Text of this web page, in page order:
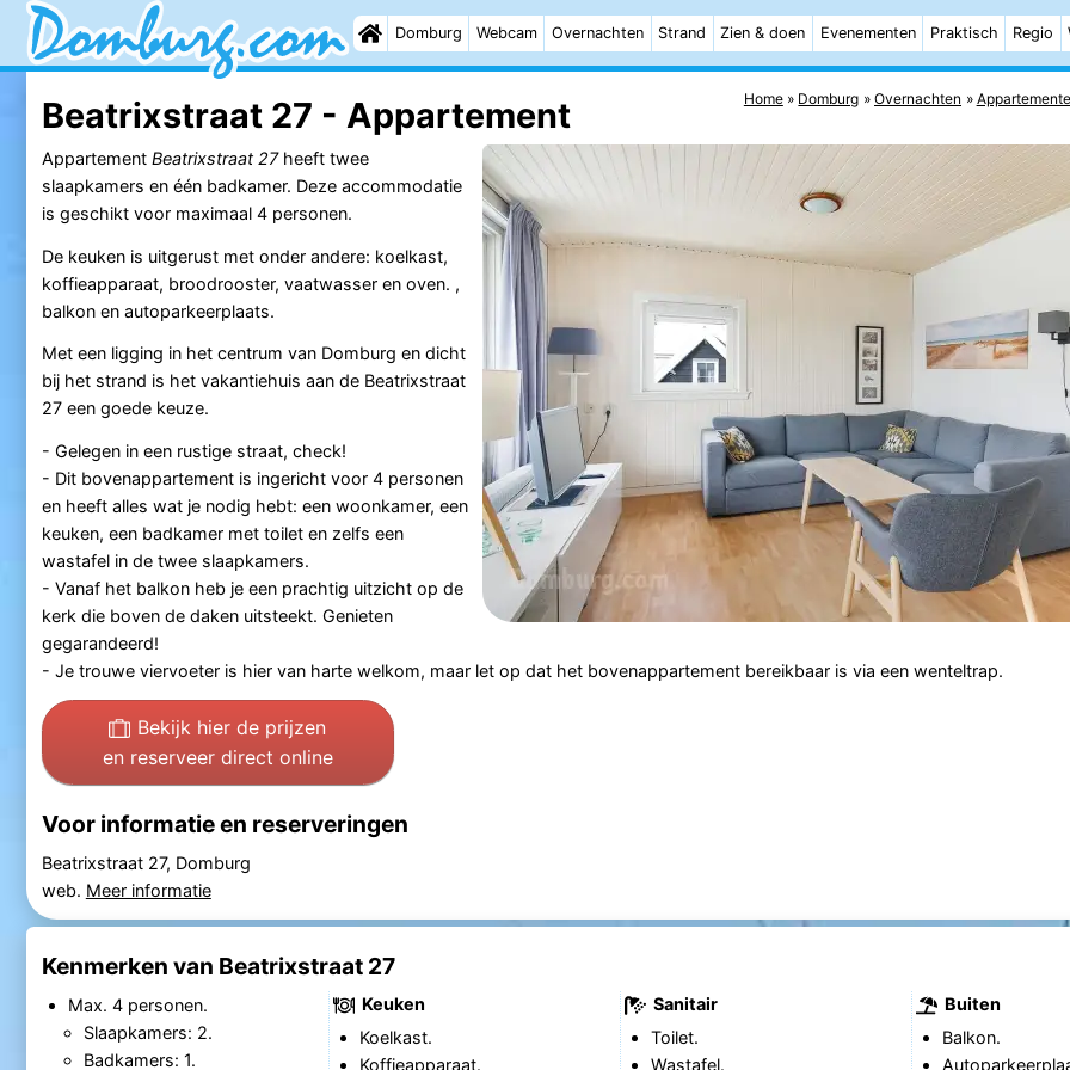
Domburg Webcam Overnachten Strand Zien & doen Evenementen Praktisch Regio
Home Domburg Overnachten
Beatrixstraat 27 - Appartement
Appartement Beatrixstraat 27heeft twee
slaapkamers en één badkamer. Deze accommodatie
is geschikt voor maximaal 4 personen.
De keuken is uitgerust met onder andere: koelkast,
koffieapparaat, broodrooster, vaatwasser en oven. ,
balkon en autoparkeerplaats.
Met een ligging in het centrum van Domburg en dicht
bij het strand is het vakantiehuis aan de Beatrixstraat
27 een goede keuze.
- Gelegen in een rustige straat, check!
- Dit bovenappartement is ingericht voor 4 personen
en heeft alles wat je nodig hebt: een woonkamer, een
keuken, een badkamer met toilet en zelfs een
wastafel in de twee slaapkamers.
- Vanaf het balkon heb je een prachtig uitzicht op de
kerk die boven de daken uitsteekt. Genieten
gegarandeerd!
- Je trouwe viervoeter is hier van harte welkom, maar let op dat het bovenappartement bereikbaar is via een wenteltrap.
Bekijk hier de prijzen
en reserveer direct online
Voor informatie en reserveringen
Beatrixstraat 27, Domburg
web. Meer informatie
Kenmerken van Beatrixstraat 27
Max. 4 personen.
Slaapkamers: 2.
Badkamers: 1.
Keuken
Koelkast.
Koffieapparaat.
Sanitair
Toilet.
Wastafel.
Buiten
Balkon.